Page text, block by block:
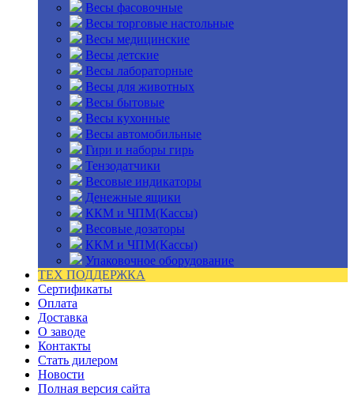
Весы фасовочные
Весы торговые настольные
Весы медицинские
Весы детские
Весы лабораторные
Весы для животных
Весы бытовые
Весы кухонные
Весы автомобильные
Гири и наборы гирь
Тензодатчики
Весовые индикаторы
Денежные ящики
ККМ и ЧПМ(Кассы)
Весовые дозаторы
ККМ и ЧПМ(Кассы)
Упаковочное оборудование
ТЕХ ПОДДЕРЖКА
Сертификаты
Оплата
Доставка
О заводе
Контакты
Стать дилером
Новости
Полная версия сайта